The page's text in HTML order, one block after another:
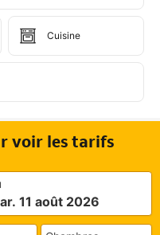
Cuisine
voir les tarifs
11 août 2026